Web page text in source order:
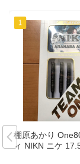
棚原あかり
ィ NIKN ニケ